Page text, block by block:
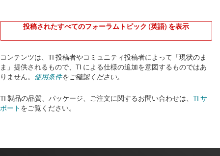
投稿されたすべてのフォーラムトピック (英語) を表示
コンテンツは、TI 投稿者やコミュニティ投稿者によって「現状のま
ま」提供されるもので、TI による仕様の追加を意図するものではあ
りません。 使用条件をご確認ください。
TI 製品の品質、パッケージ、ご注文に関するお問い合わせは、 TI サ
ポート をご覧ください。​​​​​​​​​​​​​​